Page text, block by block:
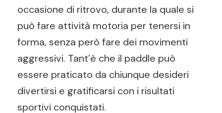
occasione di ritrovo, durante la quale si
può fare attività motoria per tenersi in
forma, senza però fare dei movimenti
aggressivi. Tant’è che il paddle può
essere praticato da chiunque desideri
divertirsi e gratificarsi con i risultati
sportivi conquistati.